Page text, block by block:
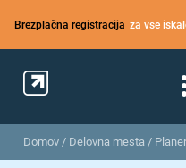
Brezplačna registracija za vse
Domov / Delovna mesta /